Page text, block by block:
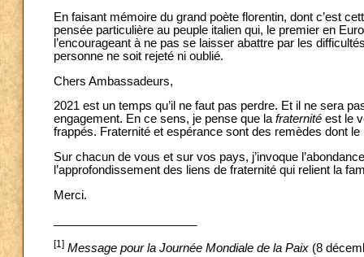
En faisant mémoire du grand poète florentin, dont c’est
pensée particulière au peuple italien qui, le premier en
l’encourageant à ne pas se laisser abattre par les
personne ne soit rejeté ni oublié.
Chers Ambassadeurs,
2021 est un temps qu’il ne faut pas perdre. Et il ne sera
engagement. En ce sens, je pense que lafraternité est le
frappés. Fraternité et espérance sont des remèdes dont
Sur chacun de vous et sur vos pays, j’invoque
l’approfondissement des liens de fraternité qui relient la
Merci.
[1] Message pour la Journée Mondiale de la Paix (8